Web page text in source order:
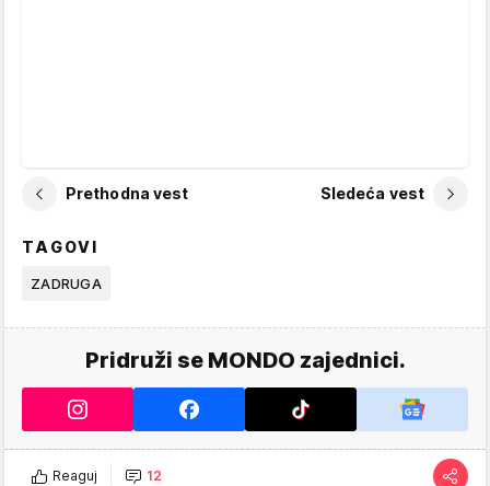
Prethodna vest Sledeća vest
TAGOVI
ZADRUGA
Pridruži se MONDO zajednici.
Reaguj 12